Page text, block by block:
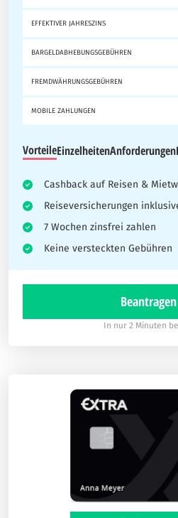
EFFEKTIVER JAHRESZINS
BARGELDABHEBUNGSGEBÜHREN
FREMDWÄHRUNGSGEBÜHREN
MOBILE ZAHLUNGEN
VorteileEinzelheitenAnforderungen
Cashback auf Reisen &
Reiseversicherungen
7 Wochen zinsfrei zahlen
Keine versteckten Gebühren
Beantragen
In nur 2 Minuten